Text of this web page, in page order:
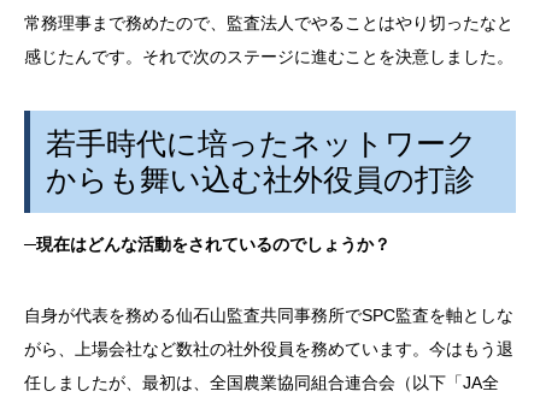
常務理事まで務めたので、監査法人でやることはやり切ったなと
感じたんです。それで次のステージに進むことを決意しました。
若手時代に培ったネットワーク
からも舞い込む社外役員の打診
─現在はどんな活動をされているのでしょうか？
自身が代表を務める仙石山監査共同事務所でSPC監査を軸としな
がら、上場会社など数社の社外役員を務めています。今はもう退
任しましたが、最初は、全国農業協同組合連合会（以下「JA全